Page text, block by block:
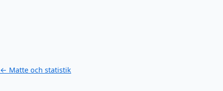
← Matte och statistik